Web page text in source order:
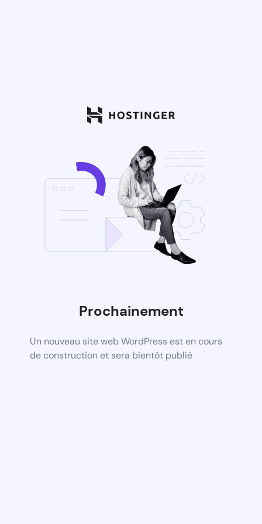
Prochainement
Un nouveau site web WordPress est en cours
de construction et sera bientôt publié